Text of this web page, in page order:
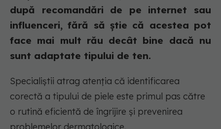
după recomandări de pe internet sau
influenceri, fără să știe că acestea pot
face mai mult rău decât bine dacă nu
sunt adaptate tipului de ten.
Specialiștii atrag atenția că identificarea
corectă a tipului de piele este primul pas către
o rutină eficientă de îngrijire și prevenirea